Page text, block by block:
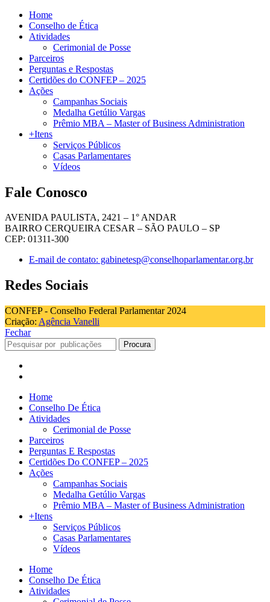
Home
Conselho de Ética
Atividades
Cerimonial de Posse
Parceiros
Perguntas e Respostas
Certidões do CONFEP – 2025
Ações
Campanhas Sociais
Medalha Getúlio Vargas
Prêmio MBA – Master of Business Administration
+Itens
Serviços Públicos
Casas Parlamentares
Vídeos
Fale Conosco
AVENIDA PAULISTA, 2421 – 1° ANDAR
BAIRRO CERQUEIRA CESAR – SÃO PAULO – SP
CEP: 01311-300
E-mail de contato: gabinetesp@conselhoparlamentar.org.br
Redes Sociais
CONFEP - Conselho Federal Parlamentar 2024
Criação: Agência Vanelli
Fechar
Procura
Home
Conselho De Ética
Atividades
Cerimonial de Posse
Parceiros
Perguntas E Respostas
Certidões Do CONFEP – 2025
Ações
Campanhas Sociais
Medalha Getúlio Vargas
Prêmio MBA – Master of Business Administration
+Itens
Serviços Públicos
Casas Parlamentares
Vídeos
Home
Conselho De Ética
Atividades